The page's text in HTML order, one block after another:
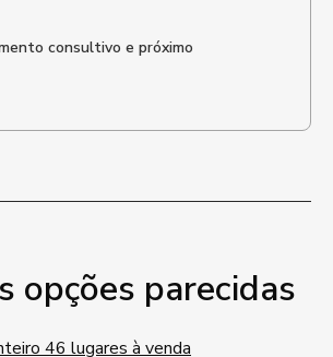
consultivo e próximo
opções parecidas
46 lugares à venda